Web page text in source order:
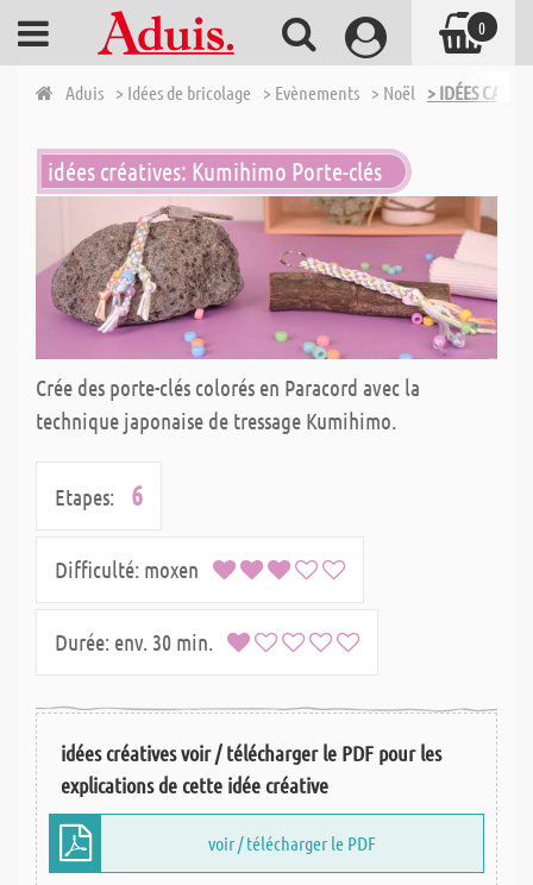
Aduis > Idées de bricolage > Evènements > Noël > IDÉES
idées créatives: Kumihimo Porte-clés
Crée des porte-clés colorés en Paracord avec la
technique japonaise de tressage Kumihimo.
Etapes: 6
Difficulté: moxen
Durée: env. 30 min.
idées créatives voir / télécharger le PDF pour les
explications de cette idée créative
voir / télécharger le PDF
0